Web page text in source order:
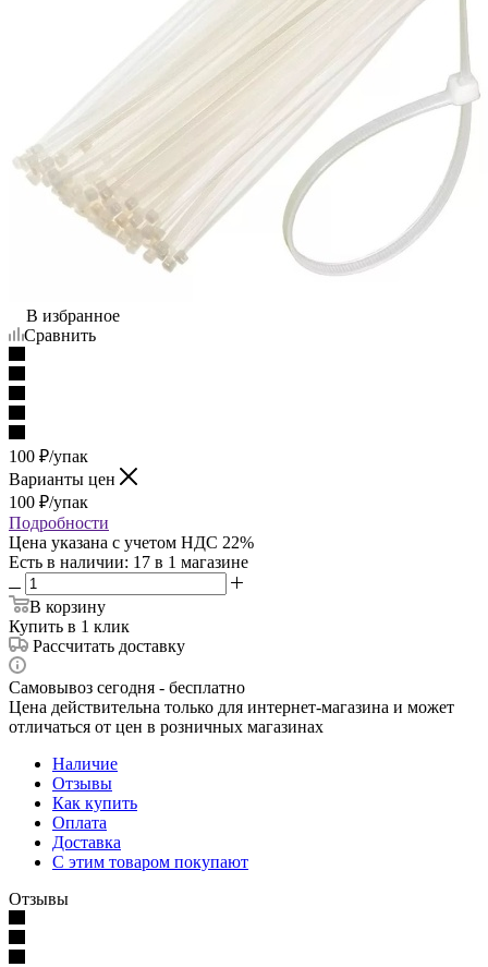
В избранное
Сравнить
100 ₽/упак
Варианты цен
100 ₽/упак
Подробности
Цена указана с учетом НДС 22%
Есть в наличии: 17 в 1 магазине
В корзину
Купить в 1 клик
Рассчитать доставку
Самовывоз сегодня - бесплатно
Цена действительна только для интернет-магазина и может
отличаться от цен в розничных магазинах
Наличие
Отзывы
Как купить
Оплата
Доставка
С этим товаром покупают
Отзывы